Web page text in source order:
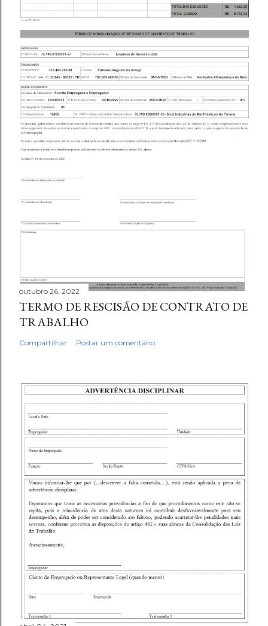
outubro 26, 2022
TERMO DE RESCISÃO DE CONTRATO DE
TRABALHO
Compartilhar Postar um comentário